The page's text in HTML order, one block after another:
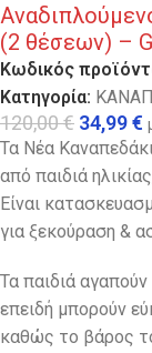
(2 θέσεων) –
Κωδικός
Κατηγορία:
120,00€ 34,99€
Τα Νέα
από παιδιά
Είναι
για ξεκούραση &
Τα παιδιά
επειδή μπορούν
καθώς το βάρος